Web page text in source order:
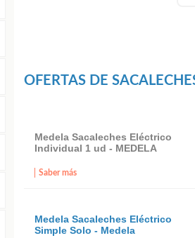
OFERTAS DE
Medela Sacaleches Eléctrico
Individual 1 ud - MEDELA
Saber más
Medela Sacaleches Eléctrico
Simple Solo - Medela